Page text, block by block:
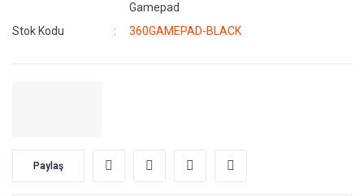
Gamepad
Stok Kodu
360GAMEPAD-BLACK
Paylaş